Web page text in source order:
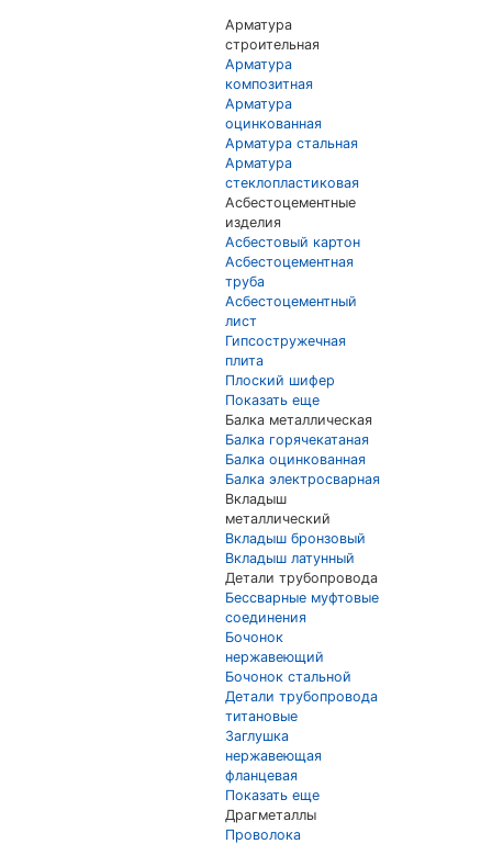
Арматура
строительная
Арматура
композитная
Арматура
оцинкованная
Арматура стальная
Арматура
стеклопластиковая
Асбестоцементные
изделия
Асбестовый картон
Асбестоцементная
труба
Асбестоцементный
лист
Гипсостружечная
плита
Плоский шифер
Показать еще
Балка металлическая
Балка горячекатаная
Балка оцинкованная
Балка электросварная
Вкладыш
металлический
Вкладыш бронзовый
Вкладыш латунный
Детали трубопровода
Бессварные муфтовые
соединения
Бочонок
нержавеющий
Бочонок стальной
Детали трубопровода
титановые
Заглушка
нержавеющая
фланцевая
Показать еще
Драгметаллы
Проволока